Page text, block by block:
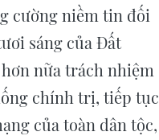
cường niềm tin đối
sáng của Đất
nữa trách nhiệm
chính trị, tiếp tục
của toàn dân tộc,